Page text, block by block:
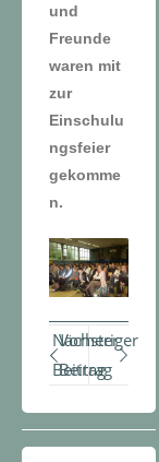
und
Freunde
waren mit
zur
Einschulu
ngsfeier
gekomme
n.
Vorheriger
Beitrag
Nächster
Beitrag